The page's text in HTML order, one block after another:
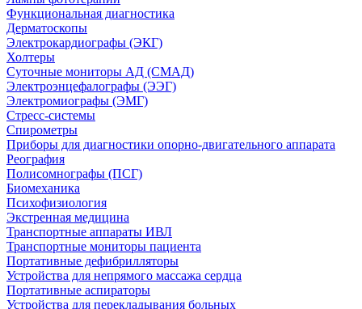
Функциональная диагностика
Дерматоскопы
Электрокардиографы (ЭКГ)
Холтеры
Суточные мониторы АД (СМАД)
Электроэнцефалографы (ЭЭГ)
Электромиографы (ЭМГ)
Стресс-системы
Спирометры
Приборы для диагностики опорно-двигательного аппарата
Реография
Полисомнографы (ПСГ)
Биомеханика
Психофизиология
Экстренная медицина
Транспортные аппараты ИВЛ
Транспортные мониторы пациента
Портативные дефибрилляторы
Устройства для непрямого массажа сердца
Портативные аспираторы
Устройства для перекладывания больных